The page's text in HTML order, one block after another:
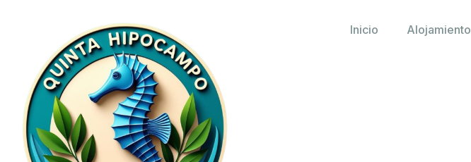
Inicio Alojamiento